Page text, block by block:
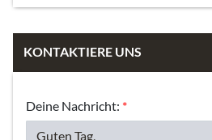
KONTAKTIERE UNS
Deine Nachricht: *